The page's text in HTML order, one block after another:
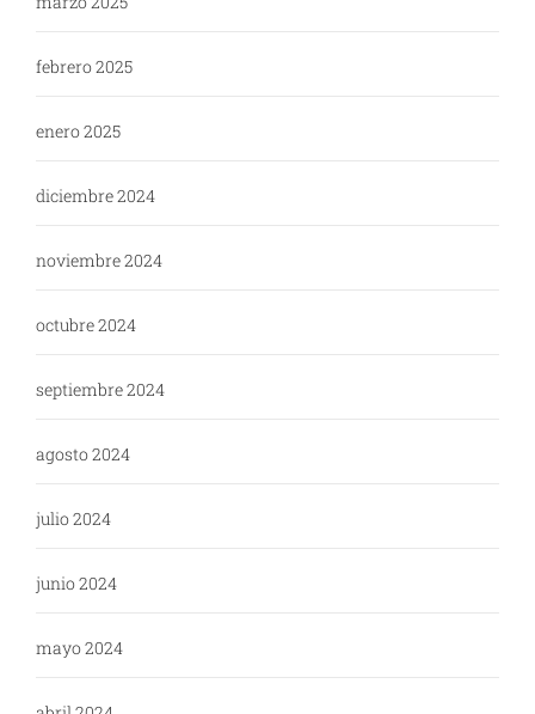
febrero 2025
enero 2025
diciembre 2024
noviembre 2024
octubre 2024
septiembre 2024
agosto 2024
julio 2024
junio 2024
mayo 2024